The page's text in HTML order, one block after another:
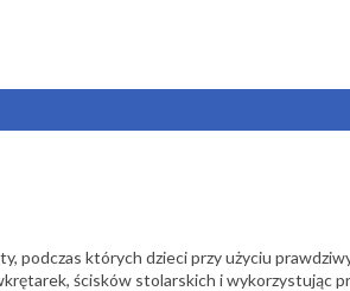
podczas których dzieci przy użyciu
ścisków stolarskich i wykorzystując